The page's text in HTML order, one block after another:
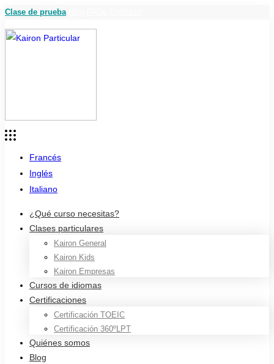
Clase de prueba
Francés
Inglés
Italiano
¿Qué curso necesitas?
Clases particulares
Kairon General
Kairon Kids
Kairon Empresas
Cursos de idiomas
Certificaciones
Certificación TOEIC
Certificación 360ºLPT
Quiénes somos
Blog